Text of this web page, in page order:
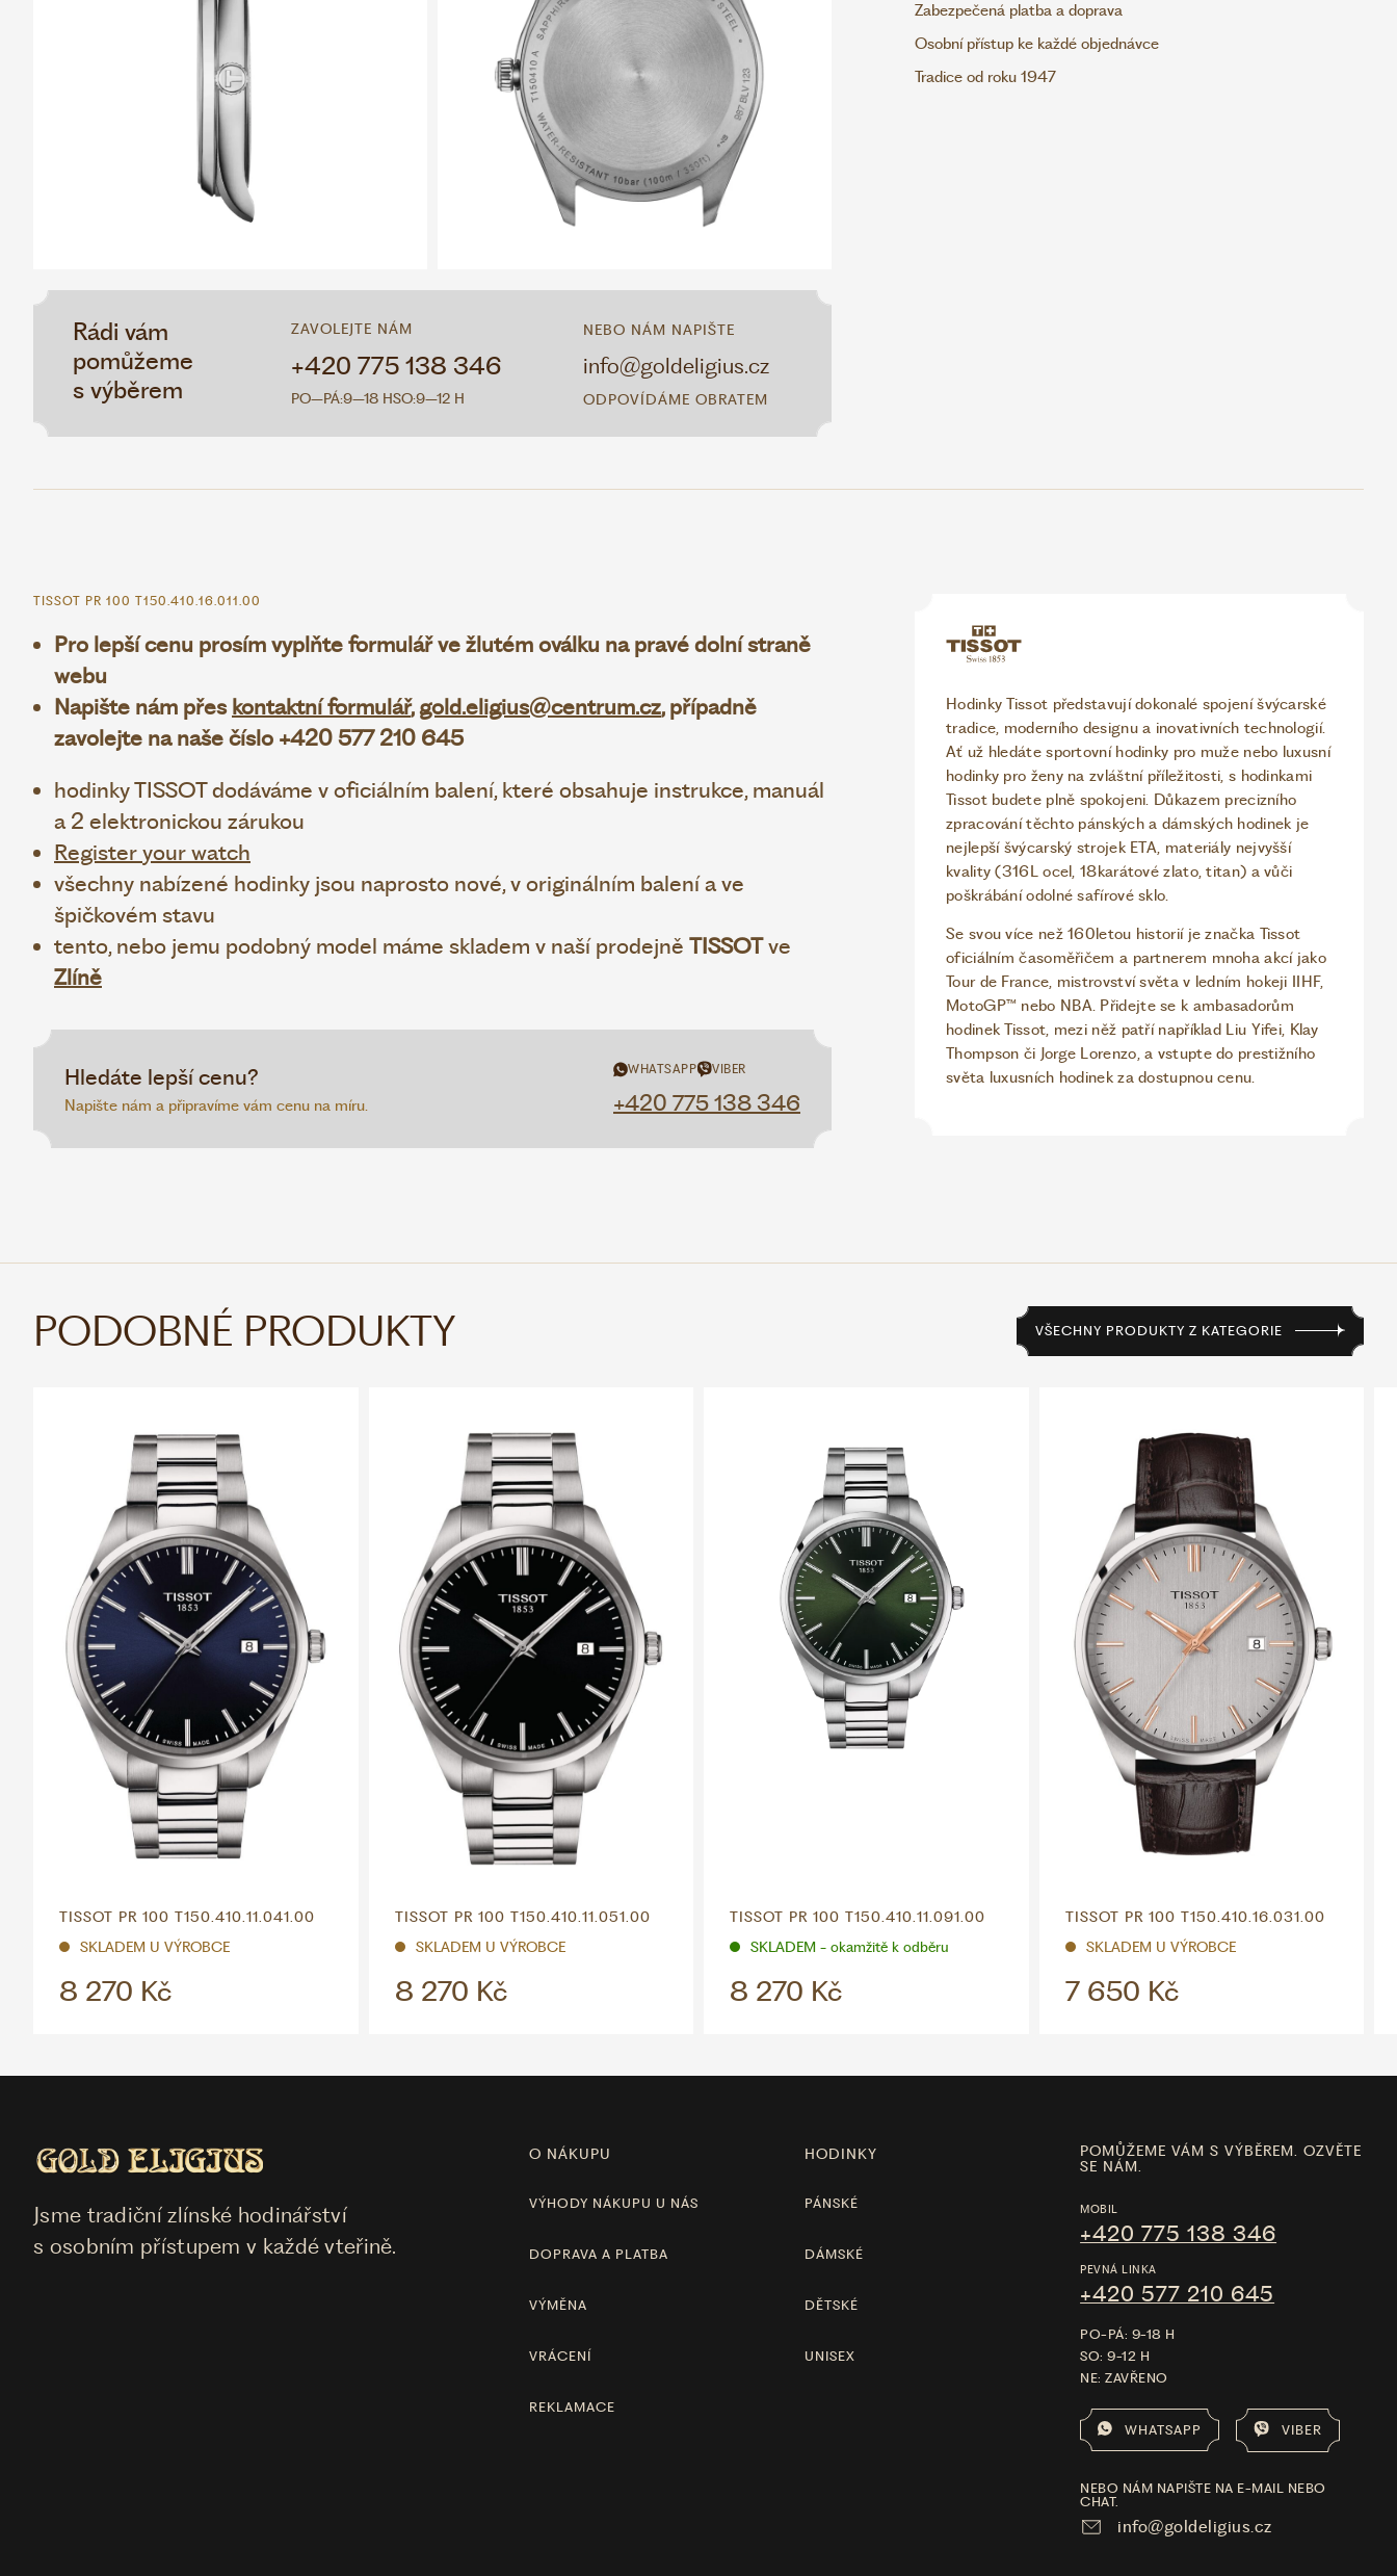
Rádi vám
pomůžeme
s výběrem
ZAVOLEJTE NÁM
+420 775 138 346
PO–PÁ:9–18 HSO:9–12 H
NEBO NÁM NAPIŠTE
info@goldeligius.cz
ODPOVÍDÁME OBRATEM
Zabezpečená platba a doprava
Osobní přístup ke každé objednávce
Tradice od roku 1947
TISSOT PR 100 T150.410.16.011.00
Pro lepší cenu prosím vyplňte formulář ve žlutém oválku na pravé dolní straně
webu
Napište nám přes kontaktní formulář,gold.eligius@centrum.cz, případně
zavolejte na naše číslo +420 577 210 645
hodinky TISSOT dodáváme v oficiálním balení, které obsahuje instrukce, manuál
a 2 elektronickou zárukou
Register your watch
všechny nabízené hodinky jsou naprosto nové, v originálním balení a ve
špičkovém stavu
tento, nebo jemu podobný model máme skladem v naší prodejně TISSOTve
Zlíně
Hledáte lepší cenu?
Napište nám a připravíme vám cenu na míru.
WHATSAPP VIBER
+420 775 138 346
Hodinky Tissot představují dokonalé spojení švýcarské
tradice, moderního designu a inovativních technologií.
Ať už hledáte sportovní hodinky pro muže nebo luxusní
hodinky pro ženy na zvláštní příležitosti, s hodinkami
Tissot budete plně spokojeni. Důkazem precizního
zpracování těchto pánských a dámských hodinek je
nejlepší švýcarský strojek ETA, materiály nejvyšší
kvality (316L ocel, 18karátové zlato, titan) a vůči
poškrábání odolné safírové sklo.
Se svou více než 160letou historií je značka Tissot
oficiálním časoměřičem a partnerem mnoha akcí jako
Tour de France, mistrovství světa v ledním hokeji IIHF,
MotoGP™ nebo NBA. Přidejte se k ambasadorům
hodinek Tissot, mezi něž patří například Liu Yifei, Klay
Thompson či Jorge Lorenzo, a vstupte do prestižního
světa luxusních hodinek za dostupnou cenu.
PODOBNÉ PRODUKTY VŠECHNY PRODUKTY Z KATEGORIE
TISSOT PR 100 T150.410.11.041.00
SKLADEM U VÝROBCE
8 270 Kč
TISSOT PR 100 T150.410.11.051.00
SKLADEM U VÝROBCE
8 270 Kč
TISSOT PR 100 T150.410.11.091.00
SKLADEM - okamžitě k odběru
8 270 Kč
TISSOT PR 100 T150.410.16.031.00
SKLADEM U VÝROBCE
7 650 Kč
Jsme tradiční zlínské hodinářství
s osobním přístupem v každé vteřině.
O NÁKUPU
VÝHODY NÁKUPU U NÁS
DOPRAVA A PLATBA
VÝMĚNA
VRÁCENÍ
REKLAMACE
HODINKY
PÁNSKÉ
DÁMSKÉ
DĚTSKÉ
UNISEX
POMŮŽEME VÁM S VÝBĚREM. OZVĚTE
SE NÁM.
MOBIL
+420 775 138 346
PEVNÁ LINKA
+420 577 210 645
PO-PÁ: 9-18 H
SO: 9-12 H
NE: ZAVŘENO
WHATSAPP VIBER
NEBO NÁM NAPIŠTE NA E-MAIL NEBO
CHAT.
info@goldeligius.cz